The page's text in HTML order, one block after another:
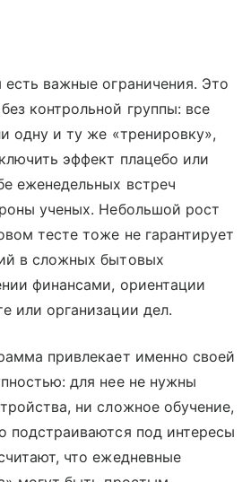
важные ограничения. Это
контрольной группы: все
одну и ту же «тренировку»,
эффект плацебо или
еженедельных встреч
ученых. Небольшой рост
тесте тоже не гарантирует
в сложных бытовых
финансами, ориентации
или организации дел.
привлекает именно своей
для нее не нужны
ни сложное обучение,
подстраиваются под интересы
что ежедневные